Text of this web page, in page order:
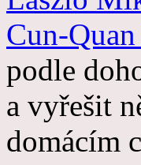
Cun-
podle
a vyřešit
domácím